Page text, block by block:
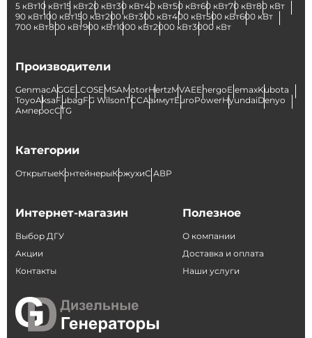
5 кВт10 кВт15 кВт20 кВт30 кВт40 кВт50 кВт60 кВт70 кВт80 кВт
90 кВт100 кВт150 кВт200 кВт300 кВт400 кВт500 кВт600 кВт
700 кВт800 кВт900 кВт1000 кВт2000 кВт3000 кВт
Производители
GenmacAGGELCOSEMSAMotorHertzMVAEEnergoElemaxKubota
ToyoAksaFubagFG WilsonТССАзимутEuroPowerHyundaiDenyo
АмперосCTG
Категории
ОткрытыеКонтейнерыКожухиС АВР
Интернет-магазин
Выбор ДГУ
Акции
Контакты
Полезное
О компании
Доставка и оплата
Наши услуги